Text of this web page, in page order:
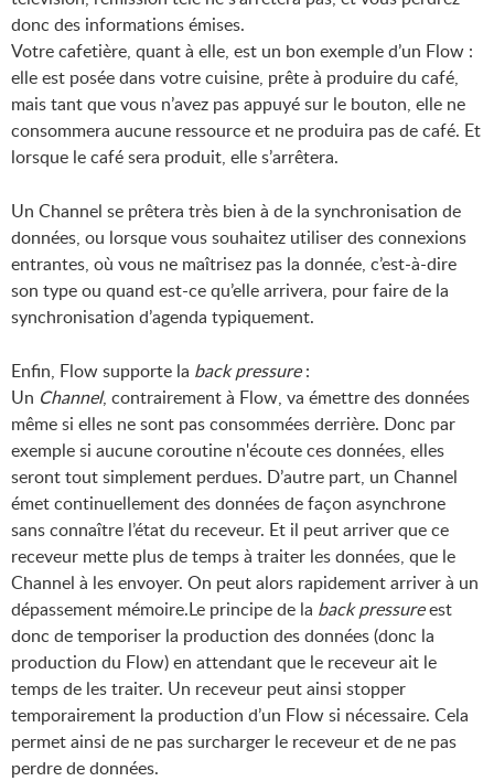
donc des informations émises.
Votre cafetière, quant à elle, est un bon exemple d’un Flow :
elle est posée dans votre cuisine, prête à produire du café,
mais tant que vous n’avez pas appuyé sur le bouton, elle ne
consommera aucune ressource et ne produira pas de café. Et
lorsque le café sera produit, elle s’arrêtera.
Un Channel se prêtera très bien à de la synchronisation de
données, ou lorsque vous souhaitez utiliser des connexions
entrantes, où vous ne maîtrisez pas la donnée, c’est-à-dire
son type ou quand est-ce qu’elle arrivera, pour faire de la
synchronisation d’agenda typiquement.
Enfin, Flow supporte la back pressure:
Un Channel, contrairement à Flow, va émettre des données
même si elles ne sont pas consommées derrière. Donc par
exemple si aucune coroutine n'écoute ces données, elles
seront tout simplement perdues. D’autre part, un Channel
émet continuellement des données de façon asynchrone
sans connaître l’état du receveur. Et il peut arriver que ce
receveur mette plus de temps à traiter les données, que le
Channel à les envoyer. On peut alors rapidement arriver à un
dépassement mémoire.Le principe de la back pressureest
donc de temporiser la production des données (donc la
production du Flow) en attendant que le receveur ait le
temps de les traiter. Un receveur peut ainsi stopper
temporairement la production d’un Flow si nécessaire. Cela
permet ainsi de ne pas surcharger le receveur et de ne pas
perdre de données.